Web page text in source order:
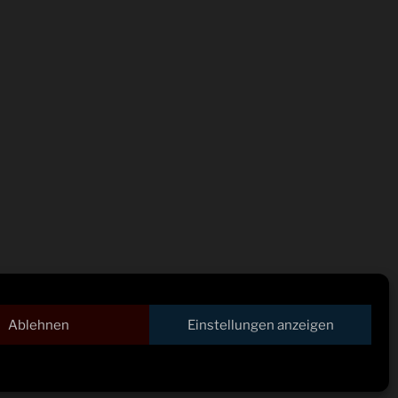
Ablehnen Einstellungen anzeigen